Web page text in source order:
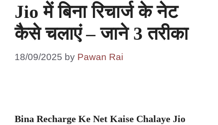
Jio में बिना रिचार्ज के नेट
कैसे चलाएं – जाने 3 तरीका
18/09/2025 by Pawan Rai
Bina Recharge Ke Net Kaise Chalaye Jio